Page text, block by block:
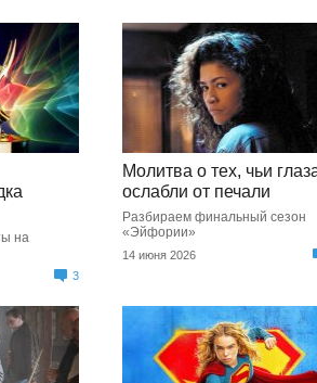
на
3
Молитва о тех, чьи
ослабли от печали
Разбираем финальный сезон
«Эйфории»
14 июня 2026